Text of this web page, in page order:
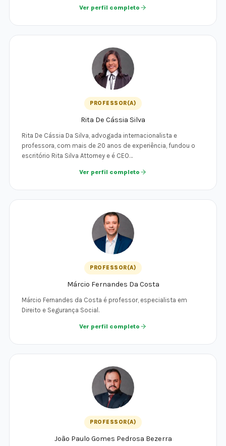
Ver perfil completo
PROFESSOR(A)
Rita De Cássia Silva
Rita De Cássia Da Silva, advogada internacionalista e
professora, com mais de 20 anos de experiência, fundou o
escritório Rita Silva Attorney e é CEO…
Ver perfil completo
PROFESSOR(A)
Márcio Fernandes Da Costa
Márcio Fernandes da Costa é professor, especialista em
Direito e Segurança Social.
Ver perfil completo
PROFESSOR(A)
João Paulo Gomes Pedrosa Bezerra